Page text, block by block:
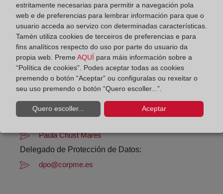
De lunes a viernes de 09:00 a 17:00 horas
Agosto: De lunes a viernes de 09:00 a 14:00 horas
Los días 24 y 31 de diciembre de 09:00 a 14:00
horas
96 139 36 49
moncada2@registrodelapropiedad.org
Paula Chust Mares
Delegado de Protección de Datos:
dpo@corpme.es
estritamente necesarias para permitir a navegación pola
web e de preferencias para lembrar información para que o
usuario acceda ao servizo con determinadas características.
Tamén utiliza cookies de terceiros de preferencias e para
fins analíticos respecto do uso por parte do usuario da
propia web. Preme AQUÍ para máis información sobre a
“Política de cookies”. Podes aceptar todas as cookies
premendo o botón “Aceptar” ou configuralas ou rexeitar o
seu uso premendo o botón “Quero escoller...”.
Quero escoller... Aceptar